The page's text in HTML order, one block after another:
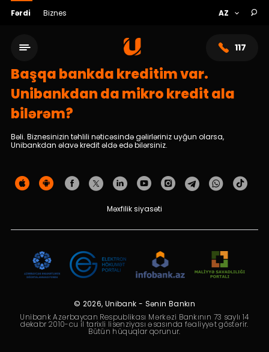
Fərdi Biznes
117
Xidmət şəbəkəsi
Dayanıqlılıq
Keşbek
Tariflər
Başqa bankda kreditim var.
Unibankdan da mikro kredit ala
bilərəm?
Bəli. Biznesinizin təhlili nəticəsində gəlirləriniz uyğun olarsa,
Unibankdan əlavə kredit əldə edə bilərsiniz.
Məxfilik siyasəti
© 2026, Unibank - Sənin Bankın
Unibank Azərbaycan Respublikası Mərkəzi Bankının 73 saylı 14
dekabr 2010-cu il tarixli lisenziyası əsasında fəaliyyət göstərir.
Bütün hüquqlar qorunur.